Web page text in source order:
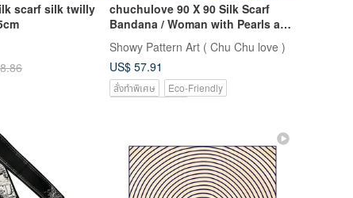
scarf silk twilly
chuchulove 90 X 90 Silk Scarf
Bandana / Woman with Pearls and
Flowers
Showy Pattern Art ( Chu Chu love )
US$ 57.91
สั่งทำพิเศษ
Eco-Friendly